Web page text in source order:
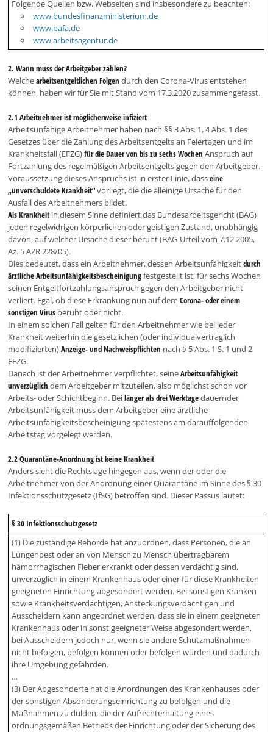
Folgende Quellen bzw. Webseiten sind insbesondere zu beachten:
www.bundesfinanzministerium.de
www.bafa.de
www.arbeitsagentur.de
2. Wann muss der Arbeitgeber zahlen?
Welchearbeitsentgeltlichen Folgendurch den Corona-Virus entstehen
können, haben wir für Sie mit Stand vom 17.3.2020 zusammengefasst.
2.1 Arbeitnehmer ist möglicherweise infiziert
Arbeitsunfähige Arbeitnehmer haben nach §§ 3 Abs. 1, 4 Abs. 1 des
Gesetzes über die Zahlung des Arbeitsentgelts an Feiertagen und im
Krankheitsfall (EFZG)für die Dauer von bis zu sechs Wochen Anspruch auf
Fortzahlung des regelmäßigen Arbeitsentgelts gegen den Arbeitgeber.
Voraussetzung dieses Anspruchs ist in erster Linie, dasseine
„unverschuldete Krankheit“vorliegt, die die alleinige Ursache für den
Ausfall des Arbeitnehmers bildet.
Als Krankheit in diesem Sinne definiert das Bundesarbeitsgericht (BAG)
jeden regelwidrigen körperlichen oder geistigen Zustand, unabhängig
davon, auf welcher Ursache dieser beruht (BAG-Urteil vom 7.12.2005,
Az. 5 AZR 228/05).
Dies bedeutet, dass ein Arbeitnehmer, dessen Arbeitsunfähigkeitdurch
ärztliche Arbeitsunfähigkeitsbescheinigungfestgestellt ist, für sechs Wochen
seinen Entgeltfortzahlungsanspruch gegen den Arbeitgeber nicht
verliert. Egal, ob diese Erkrankung nun auf demCorona- oder einem
sonstigen Virus beruht oder nicht.
In einem solchen Fall gelten für den Arbeitnehmer wie bei jeder
Krankheit weiterhin die gesetzlichen (oder individualvertraglich
modifizierten)Anzeige- und Nachweispflichten nach § 5 Abs. 1 S. 1 und 2
EFZG.
Danach ist der Arbeitnehmer verpflichtet, seineArbeitsunfähigkeit
unverzüglich dem Arbeitgeber mitzuteilen, also möglichst schon vor
Arbeits- oder Schichtbeginn. Beilänger als drei Werktagedauernder
Arbeitsunfähigkeit muss dem Arbeitgeber eine ärztliche
Arbeitsunfähigkeitsbescheinigung spätestens am darauffolgenden
Arbeitstag vorgelegt werden.
2.2 Quarantäne-Anordnung ist keine Krankheit
Anders sieht die Rechtslage hingegen aus, wenn der oder die
Arbeitnehmer von der Anordnung einer Quarantäne im Sinne des § 30
Infektionsschutzgesetz (IfSG) betroffen sind. Dieser Passus lautet:
§ 30 Infektionsschutzgesetz
(1) Die zuständige Behörde hat anzuordnen, dass Personen, die an
Lungenpest oder an von Mensch zu Mensch übertragbarem
hämorrhagischen Fieber erkrankt oder dessen verdächtig sind,
unverzüglich in einem Krankenhaus oder einer für diese Krankheiten
geeigneten Einrichtung abgesondert werden. Bei sonstigen Kranken
sowie Krankheitsverdächtigen, Ansteckungsverdächtigen und
Ausscheidern kann angeordnet werden, dass sie in einem geeigneten
Krankenhaus oder in sonst geeigneter Weise abgesondert werden,
bei Ausscheidern jedoch nur, wenn sie andere Schutzmaßnahmen
nicht befolgen, befolgen können oder befolgen würden und dadurch
ihre Umgebung gefährden.
…
(3) Der Abgesonderte hat die Anordnungen des Krankenhauses oder
der sonstigen Absonderungseinrichtung zu befolgen und die
Maßnahmen zu dulden, die der Aufrechterhaltung eines
ordnungsgemäßen Betriebs der Einrichtung oder der Sicherung des